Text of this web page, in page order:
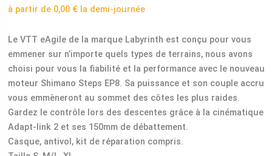
à partir de 0,00 €la demi-journée
Le VTT eAgile de la marque Labyrinth est conçu pour vous
emmener sur n’importe quels types de terrains, nous avons
choisi pour vous la fiabilité et la performance avec le nouveau
moteur Shimano Steps EP8. Sa puissance et son couple accru
vous emmèneront au sommet des côtes les plus raides.
Gardez le contrôle lors des descentes grâce à la cinématique
Adapt-link 2 et ses 150mm de débattement.
Casque, antivol, kit de réparation compris.